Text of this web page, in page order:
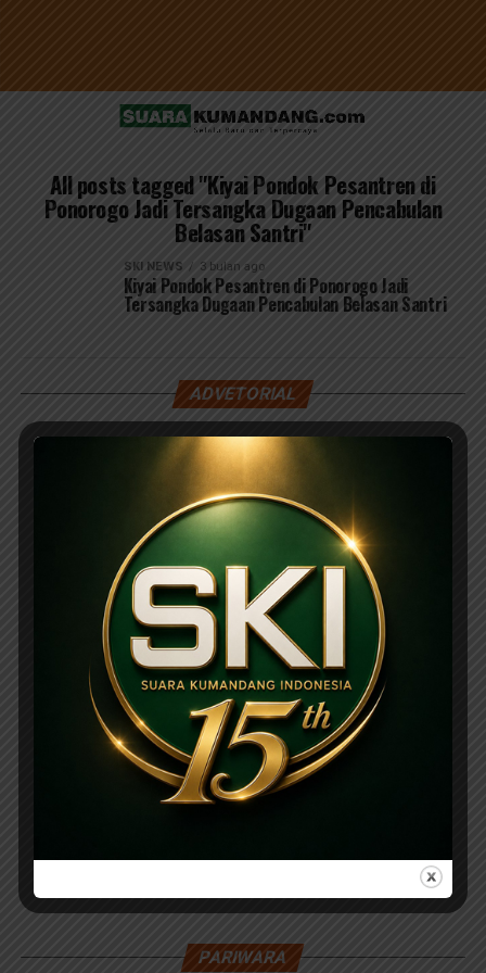
All posts tagged "Kiyai Pondok Pesantren di
Ponorogo Jadi Tersangka Dugaan Pencabulan
Belasan Santri"
SKI NEWS 3 bulan ago
Kiyai Pondok Pesantren di Ponorogo Jadi
Tersangka Dugaan Pencabulan Belasan Santri
ADVETORIAL
PARIWARA